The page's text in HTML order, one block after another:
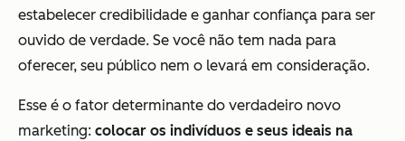
estabelecer credibilidade e ganhar confiança para ser
ouvido de verdade. Se você não tem nada para
oferecer, seu público nem o levará em consideração.
Esse é o fator determinante do verdadeiro novo
marketing: colocar os indivíduos e seus ideais na